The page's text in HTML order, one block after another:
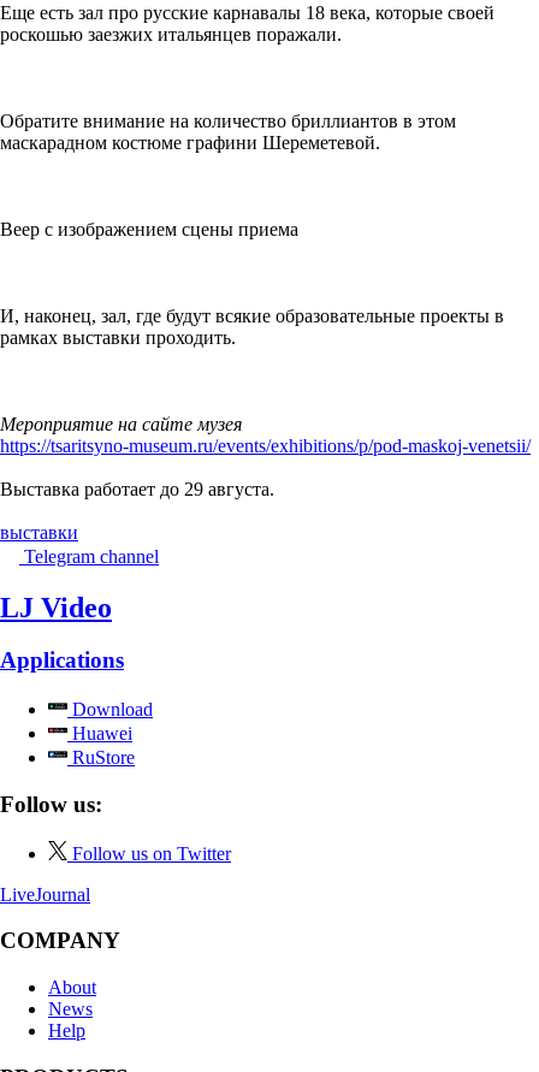
Еще есть зал про русские карнавалы 18 века, которые своей
роскошью заезжих итальянцев поражали.
Обратите внимание на количество бриллиантов в этом
маскарадном костюме графини Шереметевой.
Веер с изображением сцены приема
И, наконец, зал, где будут всякие образовательные проекты в
рамках выставки проходить.
Мероприятие на сайте музея
https://tsaritsyno-museum.ru/events/exhibitions/p/pod-maskoj-venetsii/
Выставка работает до 29 августа.
выставки
Telegram channel
LJ Video
Applications
Download
Huawei
RuStore
Follow us:
Follow us on Twitter
LiveJournal
COMPANY
About
News
Help